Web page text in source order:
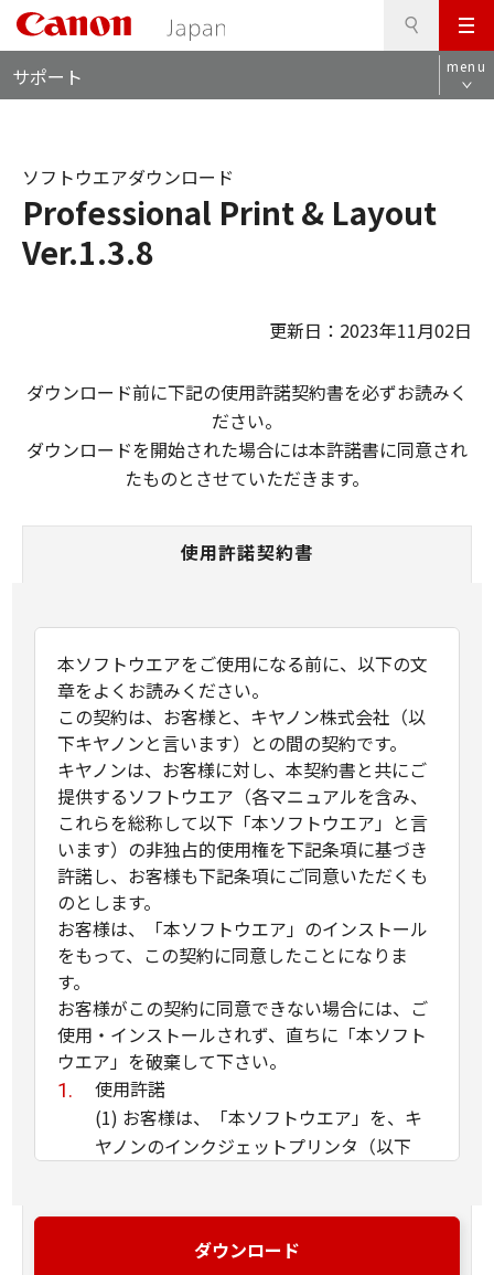
メ
ニ
ュ
サポート menu
Professional Print & Layout
Ver.1.3.8
ソフトウエアダウンロード
更新日：2023年11月02日
ダウンロード前に下記の使用許諾契約書を必ずお読みく
ださい。
ダウンロードを開始された場合には本許諾書に同意され
たものとさせていただきます。
使用許諾契約書
本ソフトウエアをご使用になる前に、以下の文
章をよくお読みください。
この契約は、お客様と、キヤノン株式会社（以
下キヤノンと言います）との間の契約です。
キヤノンは、お客様に対し、本契約書と共にご
提供するソフトウエア（各マニュアルを含み、
これらを総称して以下「本ソフトウエア」と言
います）の非独占的使用権を下記条項に基づき
許諾し、お客様も下記条項にご同意いただくも
のとします。
お客様は、「本ソフトウエア」のインストール
をもって、この契約に同意したことになりま
す。
お客様がこの契約に同意できない場合には、ご
使用・インストールされず、直ちに「本ソフト
ウエア」を破棄して下さい。
使用許諾
(1) お客様は、「本ソフトウエア」を、キ
ヤノンのインクジェットプリンタ（以下
とは、「許諾ソフトウエア」をコンピュー
ダウンロード